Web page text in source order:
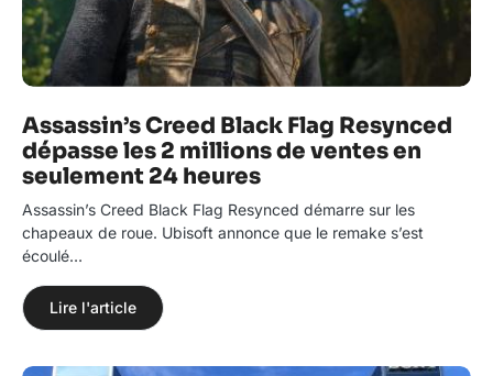
Assassin’s Creed Black Flag Resynced
dépasse les 2 millions de ventes en
seulement 24 heures
Assassin’s Creed Black Flag Resynced démarre sur les
chapeaux de roue. Ubisoft annonce que le remake s’est
écoulé…
Lire l'article